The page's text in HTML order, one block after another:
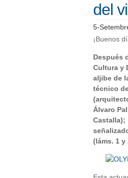
del
5-
¡Buenos
Después
Cultura y
aljibe de
técnico
Álvaro
Castalla);
(láms. 1 y